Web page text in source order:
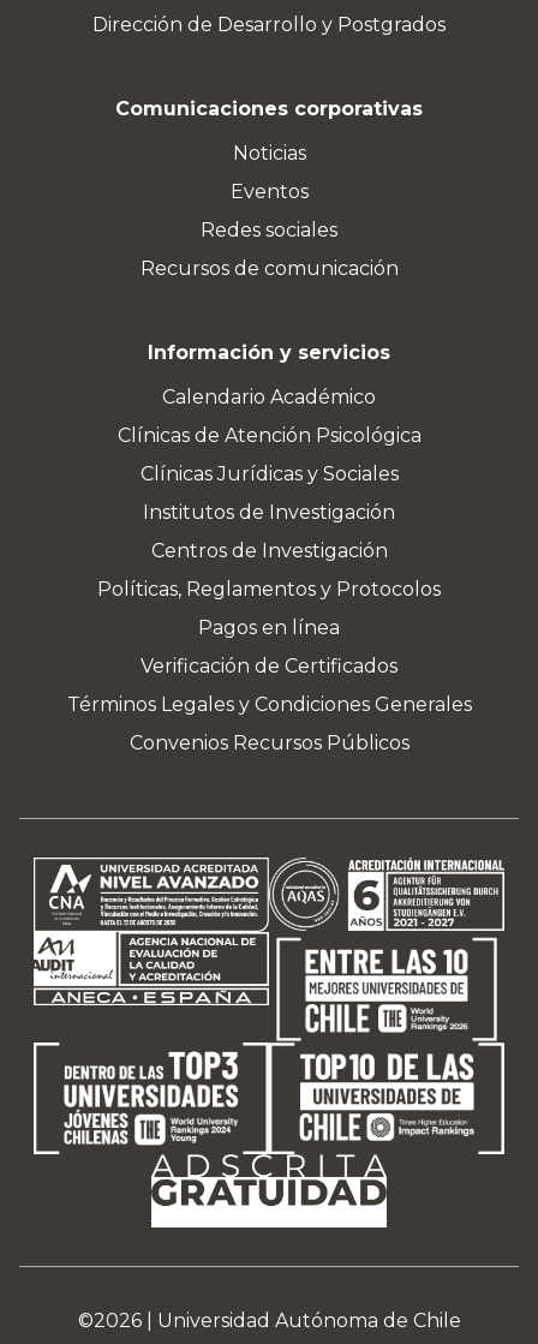
Dirección de Desarrollo y Postgrados
Comunicaciones corporativas
Noticias
Eventos
Redes sociales
Recursos de comunicación
Información y servicios
Calendario Académico
Clínicas de Atención Psicológica
Clínicas Jurídicas y Sociales
Institutos de Investigación
Centros de Investigación
Políticas, Reglamentos y Protocolos
Pagos en línea
Verificación de Certificados
Términos Legales y Condiciones Generales
Convenios Recursos Públicos
©2026 | Universidad Autónoma de Chile